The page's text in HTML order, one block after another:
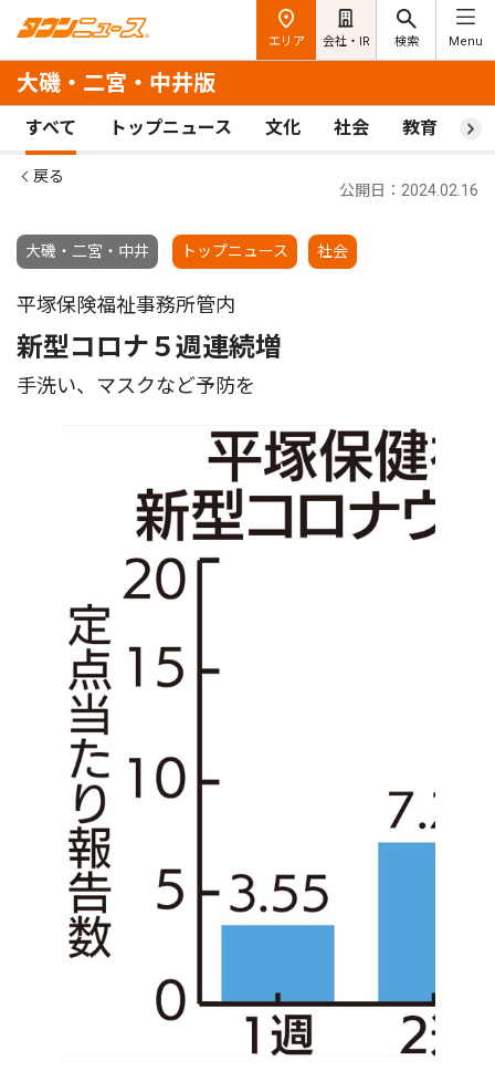
エリア 会社・IR 検索 Menu
大磯・二宮・中井版
すべて トップニュース 文化 社会 教育 ス
戻る
大磯・二宮・中井 トップニュース 社会
公開日：2024.02.16
平塚保険福祉事務所管内
新型コロナ５週連続増
手洗い、マスクなど予防を